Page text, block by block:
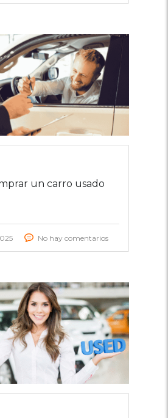
un carro usado
No hay comentarios